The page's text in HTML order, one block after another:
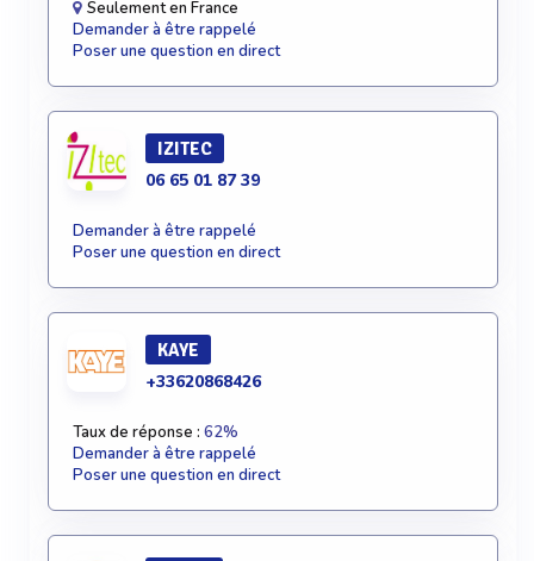
Seulement en France
Demander à être rappelé
Poser une question en direct
IZITEC
06 65 01 87 39
Demander à être rappelé
Poser une question en direct
KAYE
+33620868426
Taux de réponse : 62%
Demander à être rappelé
Poser une question en direct